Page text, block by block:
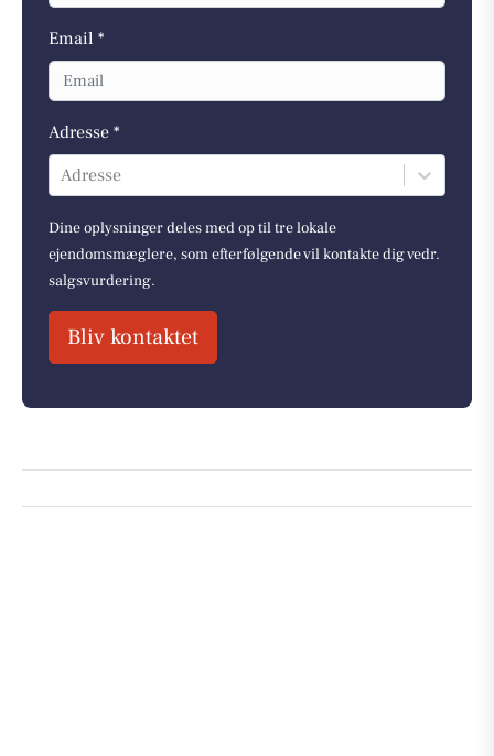
Email *
Adresse *
Adresse
Dine oplysninger deles med op til tre lokale
ejendomsmæglere, som efterfølgende vil kontakte dig vedr.
salgsvurdering.
Bliv kontaktet